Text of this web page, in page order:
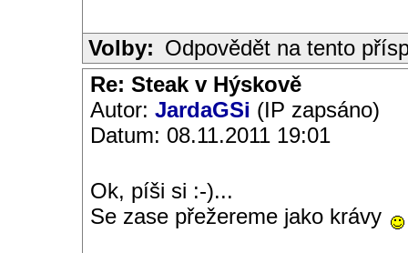
Volby: Odpovědět na tento
Re: Steak v Hýskově
Autor: JardaGSi (IP zapsáno)
Datum: 08.11.2011 19:01
Ok, píši si :-)...
Se zase přežereme jako krávy